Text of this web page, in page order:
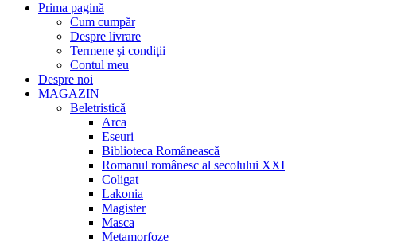
Prima pagină
Cum cumpăr
Despre livrare
Termene şi condiţii
Contul meu
Despre noi
MAGAZIN
Beletristică
Arca
Eseuri
Biblioteca Românească
Romanul românesc al secolului XXI
Coligat
Lakonia
Magister
Masca
Metamorfoze